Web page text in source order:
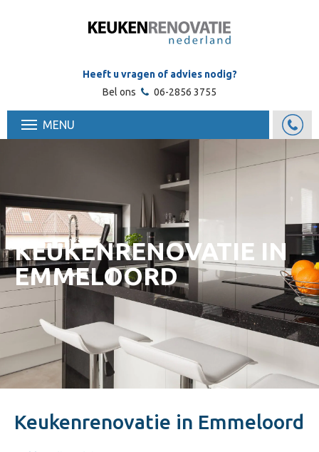
Heeft u vragen of advies nodig?
Bel ons
06-2856 3755
MENU
KEUKENRENOVATIE IN
EMMELOORD
Keukenrenovatie in Emmeloord